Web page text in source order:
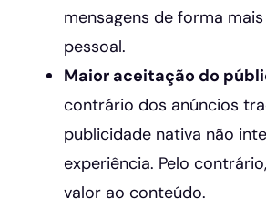
mensagens de forma
pessoal.
Maior aceitação do
contrário dos anúncios
publicidade nativa não
experiência. Pelo
valor ao conteúdo.